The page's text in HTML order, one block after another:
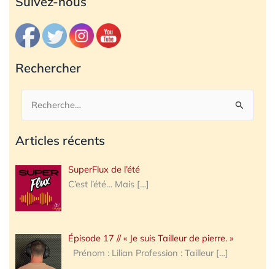
Rechercher
Rechercher :
Articles récents
SuperFlux de l’été
C’est l’été… Mais […]
Épisode 17 // « Je suis Tailleur de pierre. »
Prénom : Lilian Profession : Tailleur […]